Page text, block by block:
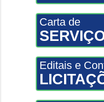
Carta de
Editais e